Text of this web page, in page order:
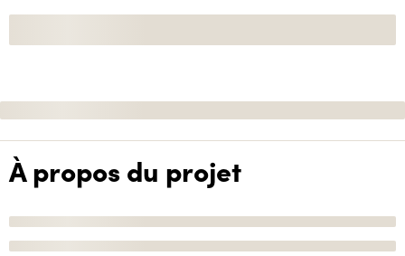
À propos du projet